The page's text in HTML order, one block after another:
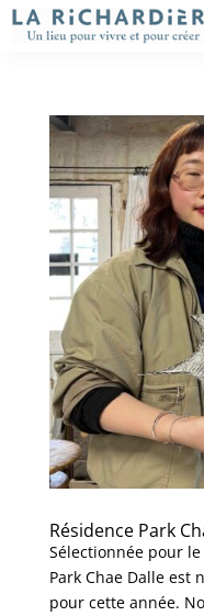
Résidence Park
Sélectionnée pour
Park Chae Dalle est
pour cette année.